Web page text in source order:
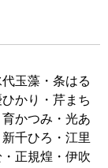
玉藻・条はる
かり・芹まち
かつみ・光あ
千ひろ・江里
正規煌・伊吹